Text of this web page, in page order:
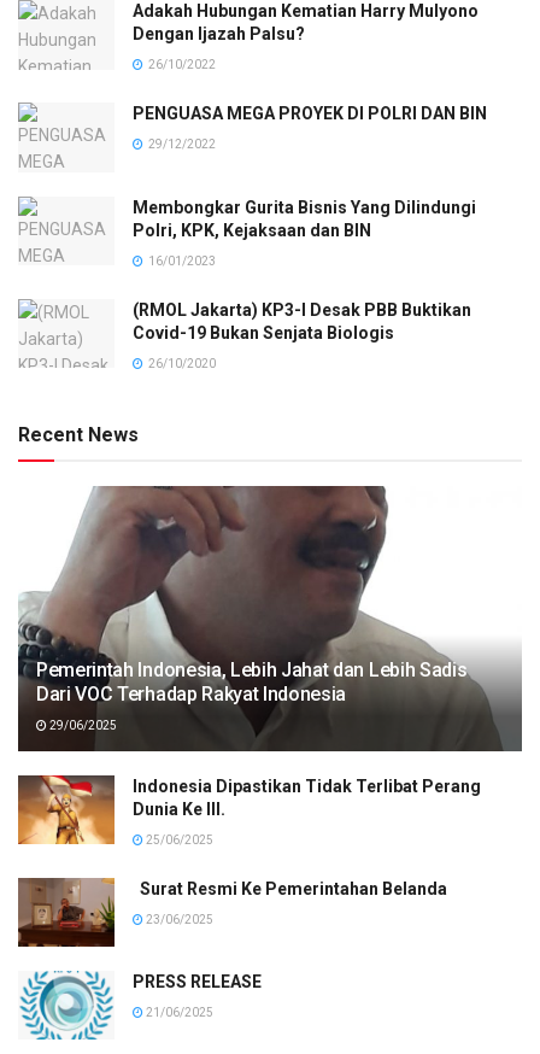
Adakah Hubungan Kematian Harry Mulyono
Dengan Ijazah Palsu?
26/10/2022
PENGUASA MEGA PROYEK DI POLRI DAN BIN
29/12/2022
Membongkar Gurita Bisnis Yang Dilindungi
Polri, KPK, Kejaksaan dan BIN
16/01/2023
(RMOL Jakarta) KP3-I Desak PBB Buktikan
Covid-19 Bukan Senjata Biologis
26/10/2020
Recent News
Pemerintah Indonesia, Lebih Jahat dan Lebih Sadis
Dari VOC Terhadap Rakyat Indonesia
29/06/2025
Indonesia Dipastikan Tidak Terlibat Perang
Dunia Ke III.
25/06/2025
Surat Resmi Ke Pemerintahan Belanda
23/06/2025
PRESS RELEASE
21/06/2025